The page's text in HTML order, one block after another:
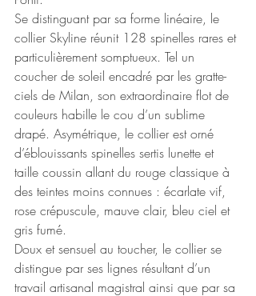
Se distinguant par sa forme linéaire, le
collier Skyline réunit 128 spinelles rares et
particulièrement somptueux. Tel un
coucher de soleil encadré par les gratte-
ciels de Milan, son extraordinaire flot de
couleurs habille le cou d’un sublime
drapé. Asymétrique, le collier est orné
d’éblouissants spinelles sertis lunette et
taille coussin allant du rouge classique à
des teintes moins connues : écarlate vif,
rose crépuscule, mauve clair, bleu ciel et
gris fumé.
Doux et sensuel au toucher, le collier se
distingue par ses lignes résultant d’un
travail artisanal magistral ainsi que par sa